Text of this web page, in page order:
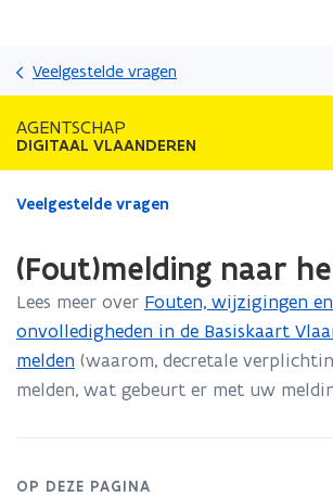
Veelgestelde vragen
AGENTSCHAP
DIGITAAL VLAANDEREN
Gedaan
bevindt
op:
(Fout)melding
naar
Veelgestelde vragen
(Fout)melding naar
Lees meer over Fouten, wijzigingen en
onvolledigheden in de Basiskaart
melden (waarom, decretale
melden, wat gebeurt er met uw
OP DEZE PAGINA